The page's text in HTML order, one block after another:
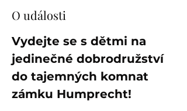
O události
Vydejte se s dětmi na
jedinečné dobrodružství
do tajemných komnat
zámku Humprecht!